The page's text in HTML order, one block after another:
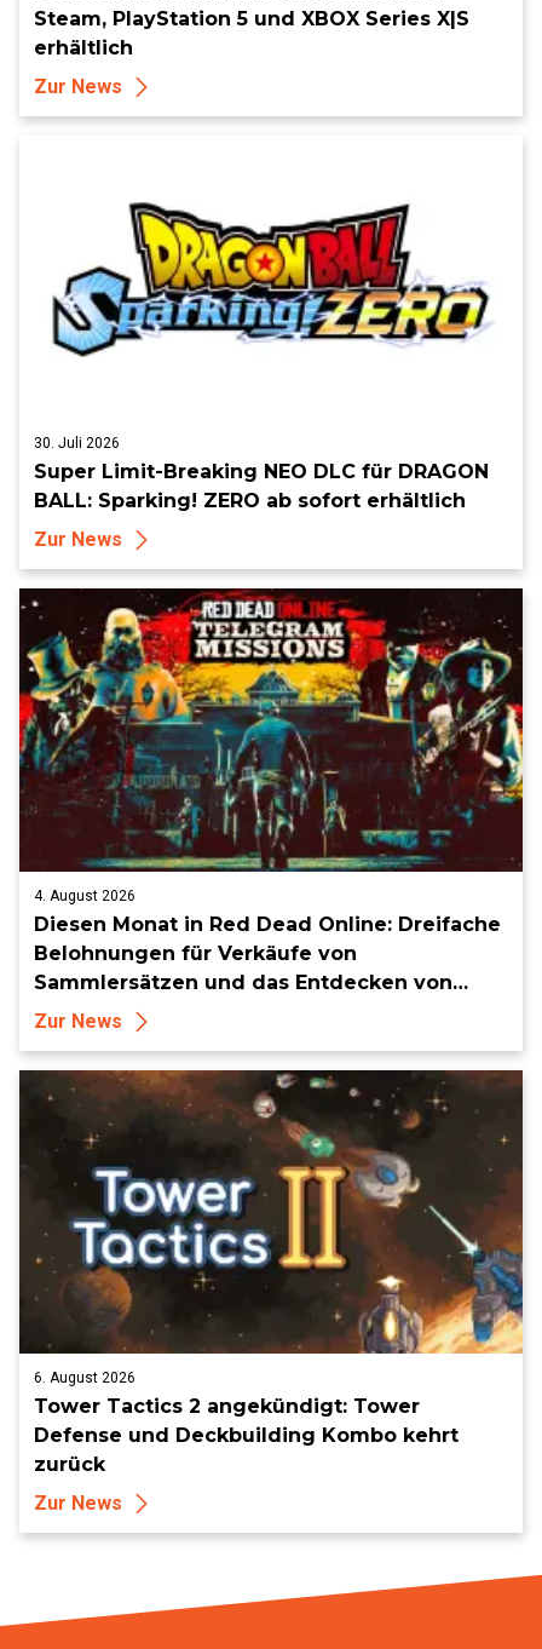
Steam, PlayStation 5 und XBOX Series X|S
erhältlich
Zur News
30. Juli 2026
Super Limit-Breaking NEO DLC für DRAGON
BALL: Sparking! ZERO ab sofort erhältlich
Zur News
4. August 2026
Diesen Monat in Red Dead Online: Dreifache
Belohnungen für Verkäufe von
Sammlersätzen und das Entdecken von
Sammlerstücken, in Telegramm-Missionen
Zur News
6. August 2026
Tower Tactics 2 angekündigt: Tower
Defense und Deckbuilding Kombo kehrt
zurück
Zur News